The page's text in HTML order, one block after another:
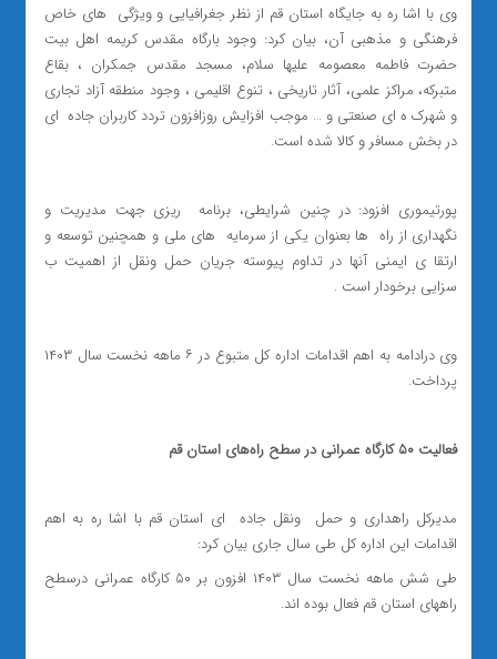
وی با اشا ره به جایگاه استان قم از نظر جغرافیایی و ویژگی ‌ های خاص
فرهنگی و مذهبی آن، بیان کرد: وجود بارگاه مقدس کریمه اهل بیت
حضرت فاطمه معصومه علیها سلام، مسجد مقدس جمکران ، بقاع
متبرکه، مراکز علمی، آثار تاریخی ، تنوع اقلیمی ، وجود منطقه آزاد تجاری
و شهرک ‌ه ای صنعتی و … موجب افزایش روزافزون تردد کاربران جاده ‌ ای
در بخش مسافر و کالا شده است.
پورتیموری افزود: در چنین شرایطی، برنامه ‌ ریزی جهت مدیریت و
نگهداری از راه ‌ ها بعنوان یکی از سرمایه ‌ های ملی و همچنین توسعه و
ارتقا ی ایمنی آنها در تداوم پیوسته جریان حمل ونقل از اهمیت ب
سزایی برخودار است .
وی درادامه به اهم اقدامات اداره کل متبوع در ۶ ماهه نخست سال ۱۴۰۳
پرداخت.
فعالیت ۵۰ کارگاه عمرانی در سطح راه‌های استان قم
مدیرکل راهداری و حمل ‌ ونقل جاده ‌ ای استان قم با اشا ره به اهم
اقدامات این اداره کل طی سال جاری بیان کرد:
طی شش ماهه نخست سال ۱۴۰۳ افزون بر ۵۰ کارگاه عمرانی درسطح
راههای استان قم فعال بوده اند.